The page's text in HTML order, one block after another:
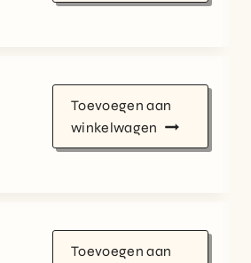
Toevoegen aan
winkelwagen
Toevoegen aan